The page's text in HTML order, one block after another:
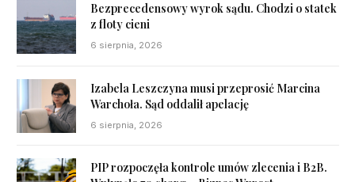
Bezprecedensowy wyrok sądu. Chodzi o statek
z floty cieni
6 sierpnia, 2026
Izabela Leszczyna musi przeprosić Marcina
Warchoła. Sąd oddalił apelację
6 sierpnia, 2026
PIP rozpoczęła kontrole umów zlecenia i B2B.